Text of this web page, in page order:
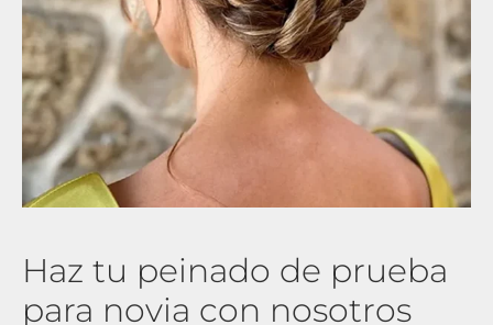
Haz tu peinado de prueba
para novia con nosotros